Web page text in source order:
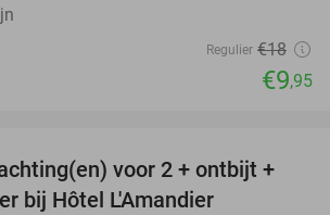
Regulier €18
€9,95
32%
voor 2 + ontbijt +
bij Hôtel L'Amandier